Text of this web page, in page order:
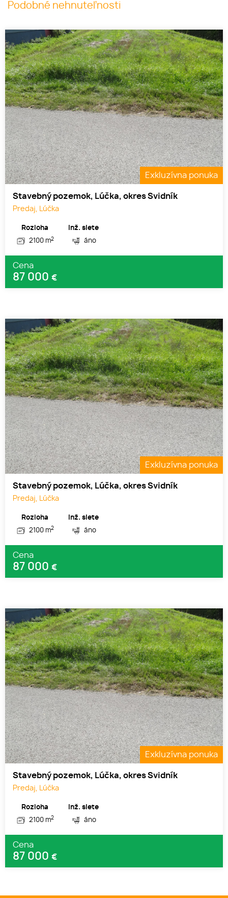
Podobné nehnuteľnosti
Exkluzívna ponuka
Stavebný pozemok, Lúčka, okres Svidník
Predaj, Lúčka
Rozloha
2100 m2
Inž. siete
áno
Cena
87 000 €
Exkluzívna ponuka
Stavebný pozemok, Lúčka, okres Svidník
Predaj, Lúčka
Rozloha
2100 m2
Inž. siete
áno
Cena
87 000 €
Exkluzívna ponuka
Stavebný pozemok, Lúčka, okres Svidník
Predaj, Lúčka
Rozloha
2100 m2
Inž. siete
áno
Cena
87 000 €